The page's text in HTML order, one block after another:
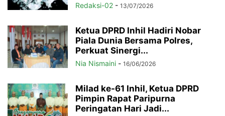
Redaksi-02 - 13/07/2026
Ketua DPRD Inhil Hadiri Nobar
Piala Dunia Bersama Polres,
Perkuat Sinergi...
Nia Nismaini - 16/06/2026
Milad ke-61 Inhil, Ketua DPRD
Pimpin Rapat Paripurna
Peringatan Hari Jadi...